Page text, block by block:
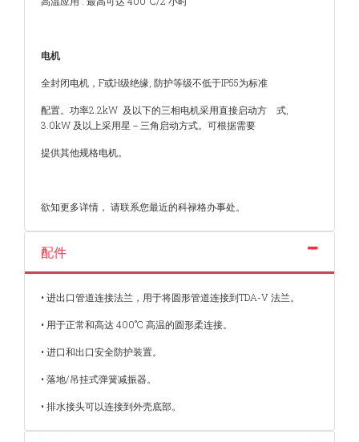
电机
全封闭电机，F或H级绝缘, 防护等级不低于IP55为标准
配置。功率2.2kW 及以下的三相电机采用直接启动方 式,
3.0kW 及以上采用星－三角启动方式。可根据需要
提供其他规格电机。
欲知更多详情， 请联系您最近的科禄格办事处。
配件
• 进出口管道连接法兰，用于将圆形管道连接到TDA-V 法兰。
• 用于正常和高达 400˚C 高温的圆形柔连接。
• 进口和出口安全防护装置。
• 落地/吊挂式弹簧减振器。
• 排水接头可以连接到外壳底部。